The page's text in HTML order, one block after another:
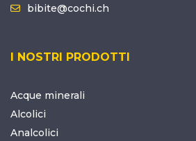
bibite@cochi.ch
I NOSTRI PRODOTTI
Acque minerali
Alcolici
Analcolici